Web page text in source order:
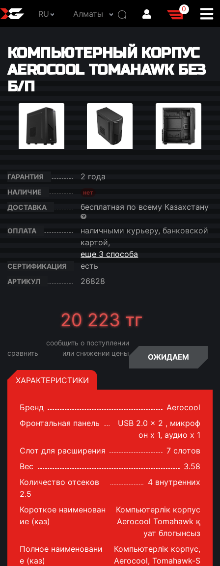
RU Алматы
0
КОМПЬЮТЕРНЫЙ КОРПУС
AEROCOOL TOMAHAWK БЕЗ
Б/П
ГАРАНТИЯ 2 года
НАЛИЧИЕ нет
ДОСТАВКА бесплатная по всему Казахстану
ОПЛАТА
наличными курьеру, банковской
картой,
еще 3 способа
СЕРТИФИКАЦИЯ есть
АРТИКУЛ 26828
20 223тг
ОЖИДАЕМ
сравнить
сообщить о поступлении
или снижении цены
ХАРАКТЕРИСТИКИ
Бренд
Aerocool
Фронтальная панель
USB 2.0 x 2 , микроф
он x 1, аудио x 1
Слот для расширения
7 слотов
Вес
3.58
Количество отсеков
2.5
4 внутренних
Короткое наименован
ие (каз)
Компьютерлік корпус
Aerocool Tomahawk қ
уат блогынсыз
Полное наименовани
е (каз)
Компьютерлік корпус,
Aerocool, Tomahawk-S